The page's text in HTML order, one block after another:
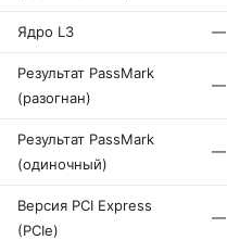
Ядро L3 —
Результат PassMark
(разогнан)
—
Результат PassMark
(одиночный)
—
Версия PCI Express
(PCIe)
—